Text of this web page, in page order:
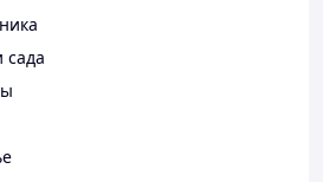
сада